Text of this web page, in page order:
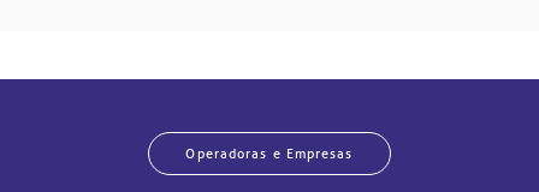
Operadoras e Empresas